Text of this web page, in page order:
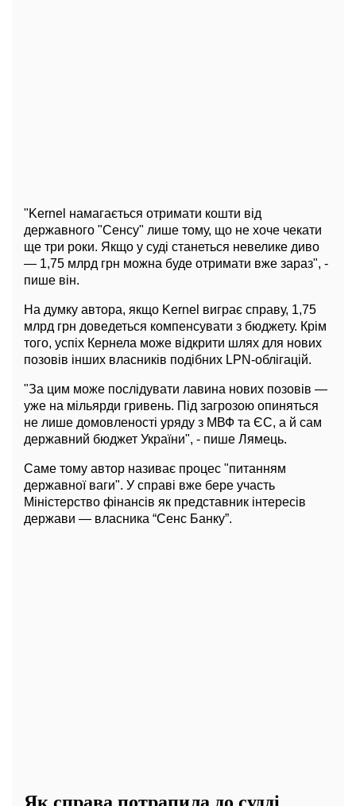
"Kernel намагається отримати кошти від
державного "Сенсу" лише тому, що не хоче чекати
ще три роки. Якщо у суді станеться невелике диво
— 1,75 млрд грн можна буде отримати вже зараз", -
пише він.
На думку автора, якщо Kernel виграє справу, 1,75
млрд грн доведеться компенсувати з бюджету. Крім
того, успіх Кернела може відкрити шлях для нових
позовів інших власників подібних LPN-облігацій.
"За цим може послідувати лавина нових позовів —
уже на мільярди гривень. Під загрозою опиняться
не лише домовленості уряду з МВФ та ЄС, а й сам
державний бюджет України", - пише Лямець.
Саме тому автор називає процес "питанням
державної ваги". У справі вже бере участь
Міністерство фінансів як представник інтересів
держави — власника “Сенс Банку”.